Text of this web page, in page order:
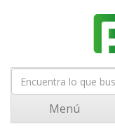
Menú